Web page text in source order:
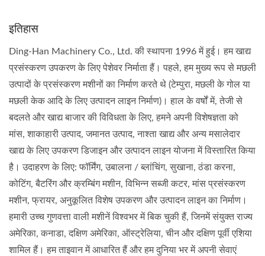
इतिहास
Ding-Han Machinery Co., Ltd. की स्थापना 1996 में हुई। हम खाद्य
प्रसंस्करण उपकरण के लिए पेशेवर निर्माता हैं। पहले, हम मुख्य रूप से मछली
उत्पादों के प्रसंस्करण मशीनों का निर्माण करते थे (टेम्पुरा, मछली के गोल या
मछली केक आदि के लिए उत्पादन लाइन निर्माण)। हाल के वर्षों में, तेजी से
बदलते और खाद्य बाजार की विविधता के लिए, हमने अपनी विशेषज्ञता को
मांस, शाकाहारी उत्पाद, जमानत उत्पाद, नाश्ता खाद्य और अन्य मसालेदार
खाद्य के लिए उपकरण डिजाइन और उत्पादन लाइन योजना में विस्तारित किया
है। उदाहरण के लिए: फॉर्मिंग, उबालना / ब्लांचिंग, सुखाना, ठंडा करना,
कोटिंग, बैटरिंग और क्रम्बिंग मशीन, विभिन्न सब्जी कटर, मांस प्रसंस्करण
मशीन, फ्रायर, अनुकूलित विशेष उपकरण और उत्पादन लाइन का निर्माण।
हमारी उच्च गुणवत्ता वाली मशीनें विश्वभर में बिक चुकी हैं, जिनमें संयुक्त राज्य
अमेरिका, कनाडा, दक्षिण अमेरिका, ऑस्ट्रेलिया, चीन और दक्षिण पूर्वी एशिया
शामिल हैं। हम ताइवान में आधारित हैं और हम दुनिया भर में अपनी सेवाएं